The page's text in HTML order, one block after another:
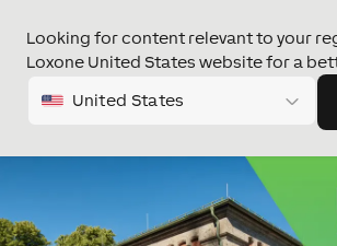
Looking for content relevant to your
Loxone United States website for a
United States